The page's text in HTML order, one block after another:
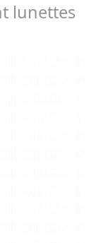
lunettes